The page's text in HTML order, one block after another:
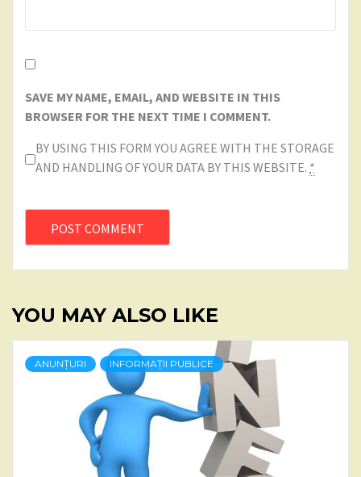
SAVE MY NAME, EMAIL, AND WEBSITE IN THIS
BROWSER FOR THE NEXT TIME I COMMENT.
BY USING THIS FORM YOU AGREE WITH THE STORAGE
AND HANDLING OF YOUR DATA BY THIS WEBSITE. *
YOU MAY ALSO LIKE
ANUNȚURI INFORMAȚII PUBLICE